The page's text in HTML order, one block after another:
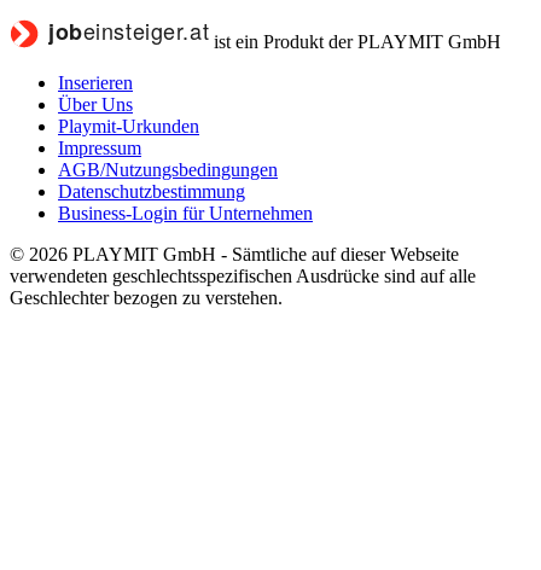
ist ein Produkt der PLAYMIT GmbH
Inserieren
Über Uns
Playmit-Urkunden
Impressum
AGB/Nutzungsbedingungen
Datenschutzbestimmung
Business-Login für Unternehmen
© 2026 PLAYMIT GmbH - Sämtliche auf dieser Webseite
verwendeten geschlechtsspezifischen Ausdrücke sind auf alle
Geschlechter bezogen zu verstehen.